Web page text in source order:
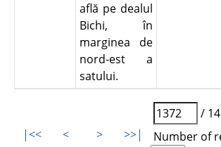
află pe dealul
Bichi, în
marginea de
nord-est a
satului.
|<< < > >>|
/
Number of